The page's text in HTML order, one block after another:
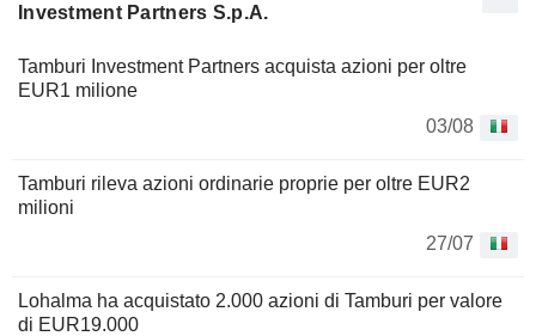
Investment Partners S.p.A.
Tamburi Investment Partners acquista azioni per oltre
EUR1 milione
03/08
Tamburi rileva azioni ordinarie proprie per oltre EUR2
milioni
27/07
Lohalma ha acquistato 2.000 azioni di Tamburi per valore
di EUR19.000